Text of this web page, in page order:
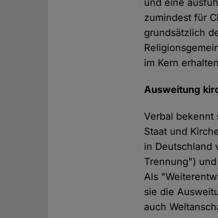
und eine
zumindest für
grundsätzlich
im Kern
Ausweitung
Verbal bekennt
Staat und
in Deutschland
Trennung")
Als
sie die
auch